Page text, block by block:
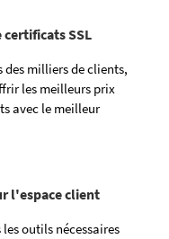
SSL
des milliers de clients,
les meilleurs prix
avec le meilleur
l'espace client
outils nécessaires